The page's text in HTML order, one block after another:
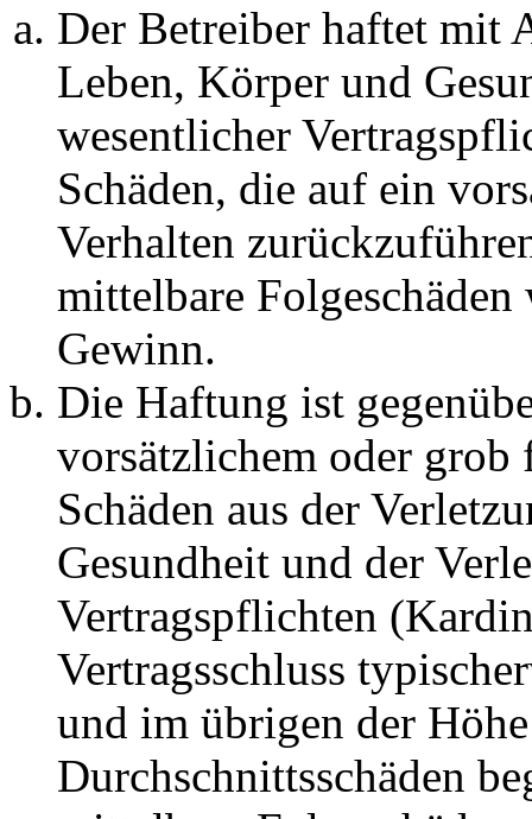
Der Betreiber haftet mit
Leben, Körper und
wesentlicher
Schäden, die auf ein
Verhalten
mittelbare Folgeschäden
Gewinn.
Die Haftung ist
vorsätzlichem oder grob
Schäden aus der
Gesundheit und der
Vertragspflichten
Vertragsschluss
und im übrigen der
Durchschnittsschäden